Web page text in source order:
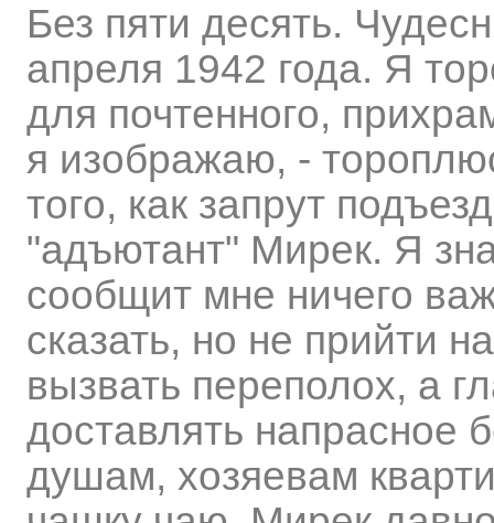
Без пяти десять.
апреля 1942 года. Я
для почтенного,
я изображаю, -
того, как запрут
"адъютант" Мирек. Я
сообщит мне ничего
сказать, но не прийти
вызвать переполох, а
доставлять напрасное
душам, хозяевам